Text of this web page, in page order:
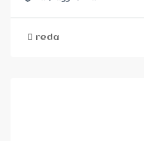
reda